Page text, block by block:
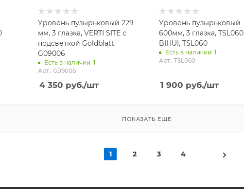
Уровень пузырьковый 229
мм, 3 глазка, VERTI SITE с
подсветкой Goldblatt,
G09006
Есть в наличии: 1
Арт.: G09006
4 350 руб./шт
Уровень пузырьковый
600мм, 3 глазка, TSL060
BIHUI, TSL060
Есть в наличии: 1
Арт.: TSL060
1 900 руб./шт
ПОКАЗАТЬ ЕЩЕ
1 2 3 4